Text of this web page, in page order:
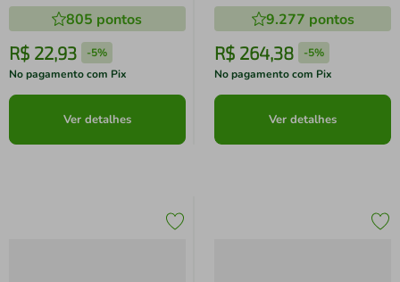
805 pontos
R$ 22,93 -5%
No pagamento com Pix
Ver detalhes
9.277 pontos
R$ 264,38 -5%
No pagamento com Pix
Ver detalhes